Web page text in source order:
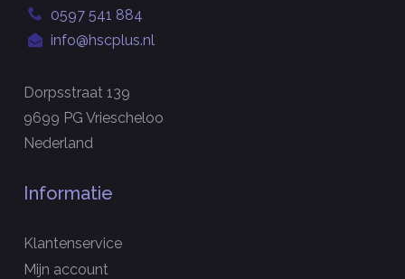
0597 541 884
info@hscplus.nl
Dorpsstraat 139
9699 PG Vriescheloo
Nederland
Informatie
Klantenservice
Mijn account